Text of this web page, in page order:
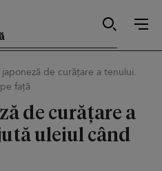
de curățare a tenului.
față
de curățare a
uleiul când